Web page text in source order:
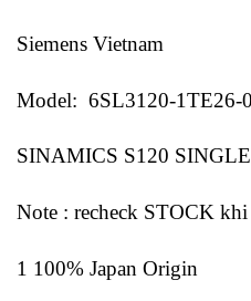
Siemens Vietnam
Model: 6SL3120-1TE26-
SINAMICS S120
Note : recheck STOCK
1 100% Japan Origin